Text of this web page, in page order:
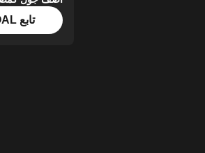
تابع GOAL على جوجل